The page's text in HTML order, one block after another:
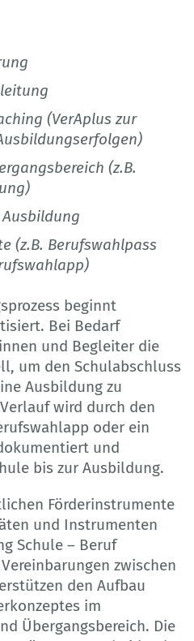
(VerAplus zur
(z.B.
(z.B. Berufswahlpass
beginnt
Bei Bedarf
und Begleiter die
um den Schulabschluss
Ausbildung zu
wird durch den
oder ein
und
bis zur Ausbildung.
Förderinstrumente
und Instrumenten
Schule – Beruf
zwischen
den Aufbau
im
Übergangsbereich. Die